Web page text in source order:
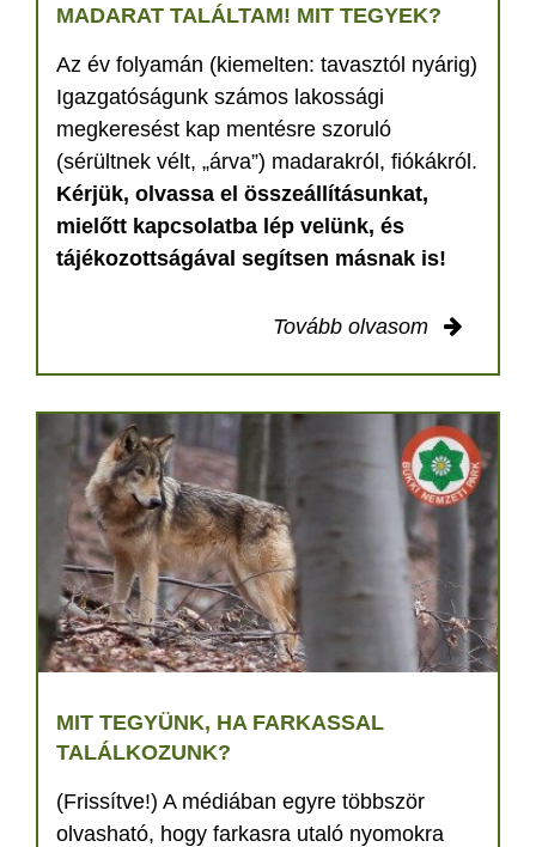
MADARAT TALÁLTAM! MIT TEGYEK?
Az év folyamán (kiemelten: tavasztól nyárig)
Igazgatóságunk számos lakossági
megkeresést kap mentésre szoruló
(sérültnek vélt, „árva”) madarakról, fiókákról.
Kérjük, olvassa el összeállításunkat,
mielőtt kapcsolatba lép velünk, és
tájékozottságával segítsen másnak is!
Tovább olvasom
MIT TEGYÜNK, HA FARKASSAL
TALÁLKOZUNK?
(Frissítve!) A médiában egyre többször
olvasható, hogy farkasra utaló nyomokra